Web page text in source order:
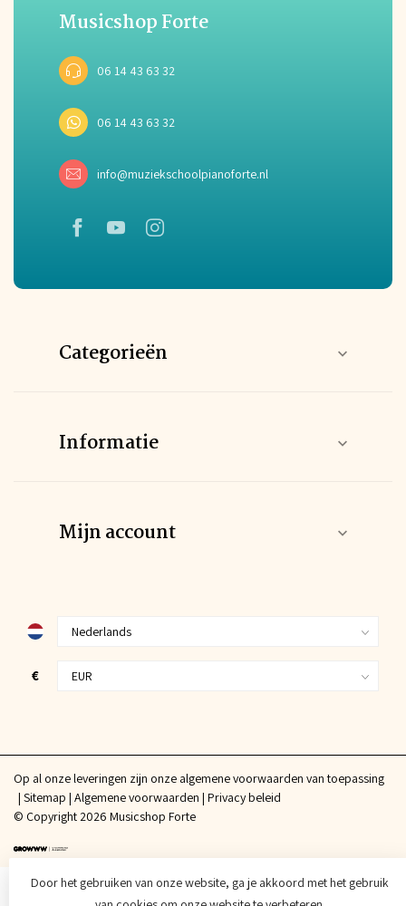
Musicshop Forte
06 14 43 63 32
06 14 43 63 32
info@muziekschoolpianoforte.nl
Categorieën
Informatie
Mijn account
€
Op al onze leveringen zijn onze algemene voorwaarden van toepassing
Sitemap Algemene voorwaarden Privacy beleid
© Copyright 2026 Musicshop Forte
Door het gebruiken van onze website, ga je akkoord met het gebruik